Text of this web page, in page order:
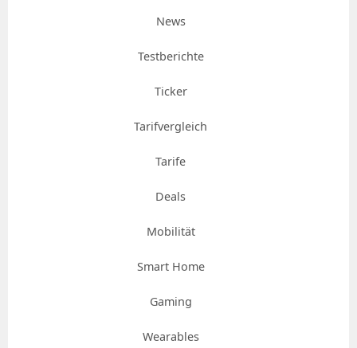
News
Testberichte
Ticker
Tarifvergleich
Tarife
Deals
Mobilität
Smart Home
Gaming
Wearables